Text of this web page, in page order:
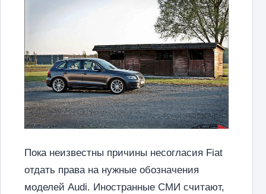
Пока неизвестны причины несогласия Fiat
отдать права на нужные обозначения
моделей Audi. Иностранные СМИ считают,